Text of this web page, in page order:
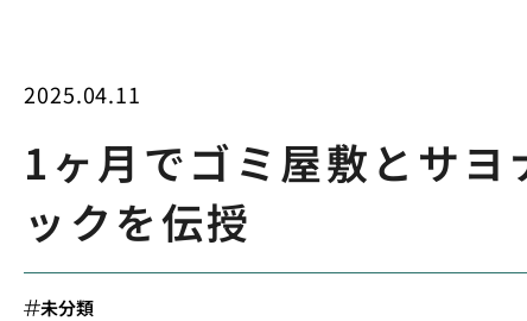
2025.04.11
1ヶ月でゴミ屋敷とサ
ックを伝授
未分類